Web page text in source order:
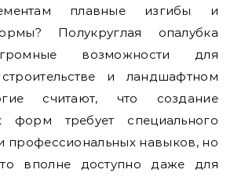
плавные изгибы и
Полукруглая опалубка
возможности для
и ландшафтном
считают, что создание
форм требует специального
профессиональных навыков, но
вполне доступно даже для